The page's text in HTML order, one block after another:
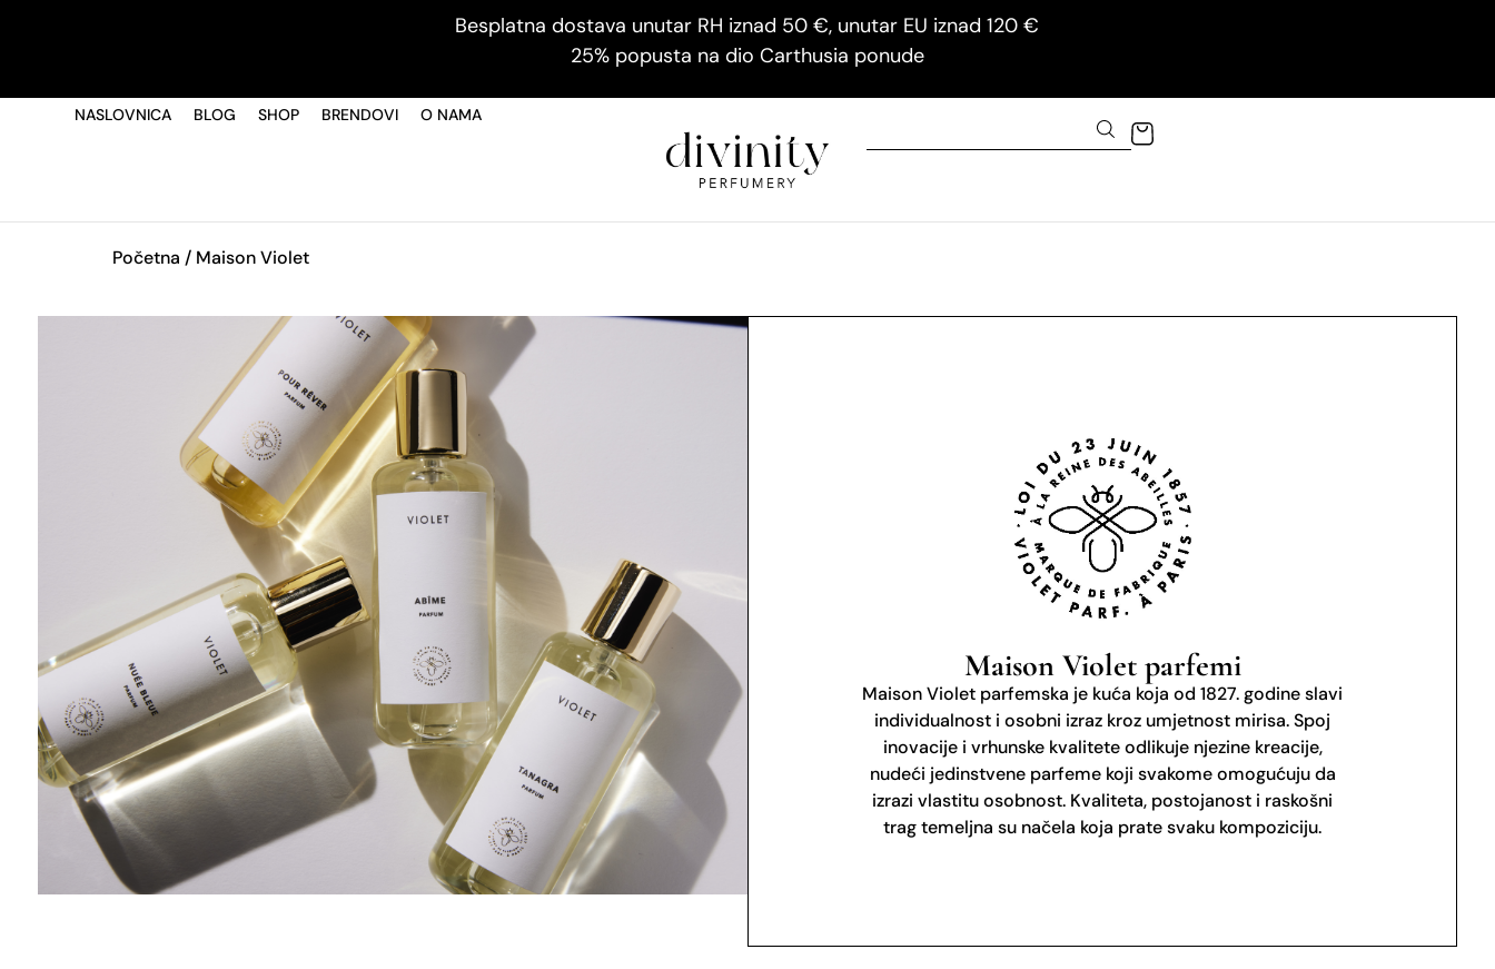
Besplatna dostava unutar RH iznad 50 €, unutar EU iznad 120 €
25% popusta na dio Carthusia ponude
NASLOVNICA BLOG SHOP BRENDOVI O NAMA
Početna / Maison Violet
Maison Violet parfemi
Maison Violet parfemska je kuća koja od 1827. godine slavi
individualnost i osobni izraz kroz umjetnost mirisa. Spoj
inovacije i vrhunske kvalitete odlikuje njezine kreacije,
nudeći jedinstvene parfeme koji svakome omogućuju da
izrazi vlastitu osobnost. Kvaliteta, postojanost i raskošni
trag temeljna su načela koja prate svaku kompoziciju.